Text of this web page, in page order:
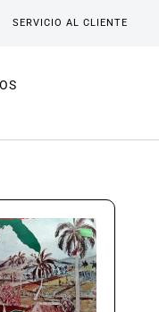
SERVICIO AL CLIENTE